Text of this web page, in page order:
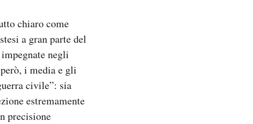
chiaro come
a gran parte del
negli
i media e gli
civile”: sia
estremamente
precisione